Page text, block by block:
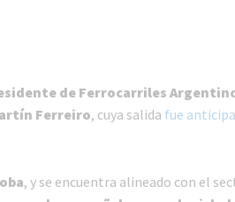
de Ferrocarriles
Ferreiro, cuya salida fue
, y se encuentra alineado con el